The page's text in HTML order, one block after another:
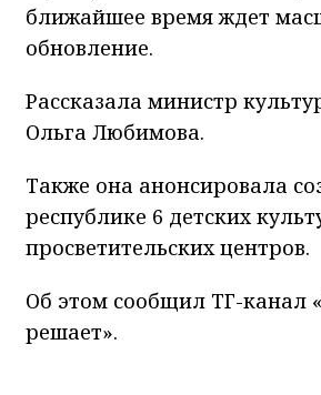
ближайшее время ждет
обновление.
Рассказала министр
Ольга Любимова.
Также она анонсировала
республике 6 детских
просветительских центров.
Об этом сообщил ТГ-канал
решает».